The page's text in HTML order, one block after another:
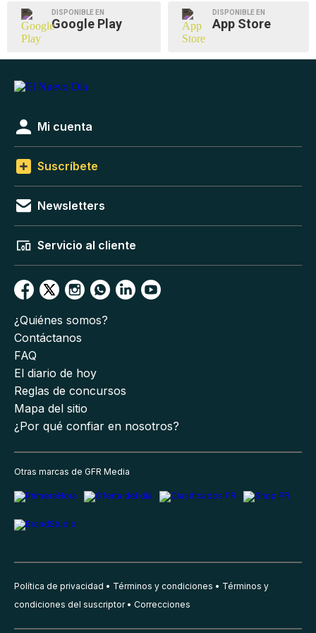
DISPONIBLE EN
Google Play
DISPONIBLE EN
App Store
Mi cuenta
Suscríbete
Newsletters
Servicio al cliente
¿Quiénes somos?
Contáctanos
FAQ
El diario de hoy
Reglas de concursos
Mapa del sitio
¿Por qué confiar en nosotros?
Otras marcas de GFR Media
Política de privacidad Términos y condiciones
Términos y
condiciones del suscriptor
Correcciones